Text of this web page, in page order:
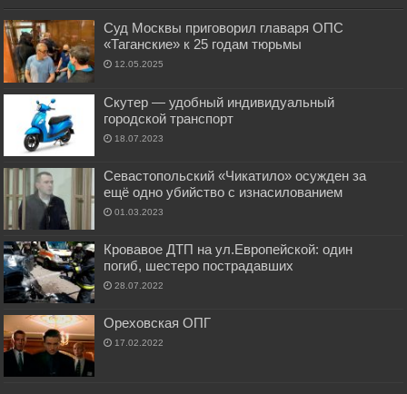
Суд Москвы приговорил главаря ОПС
«Таганские» к 25 годам тюрьмы
12.05.2025
Скутер — удобный индивидуальный
городской транспорт
18.07.2023
Севастопольский «Чикатило» осужден за
ещё одно убийство с изнасилованием
01.03.2023
Кровавое ДТП на ул.Европейской: один
погиб, шестеро пострадавших
28.07.2022
Ореховская ОПГ
17.02.2022